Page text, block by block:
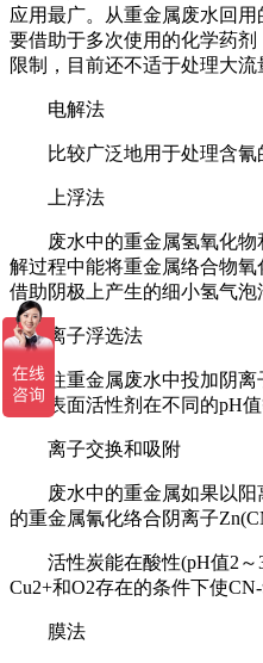
应用最广。从重金属废水回
要借助于多次使用的化学药
限制，目前还不适于处理大
电解法
比较广泛地用于处理含氰的
上浮法
废水中的重金属氢氧化物和
解过程中能将重金属络合物
借助阴极上产生的细小氢气
离子浮选法
往重金属废水中投加阴离子
一种表面活性剂在不同的pH
离子交换和吸附
废水中的重金属如果以阳离
的重金属氰化络合阴离子
活性炭能在酸性(pH值2～3)
Cu2+和O2存在的条件下使
膜法